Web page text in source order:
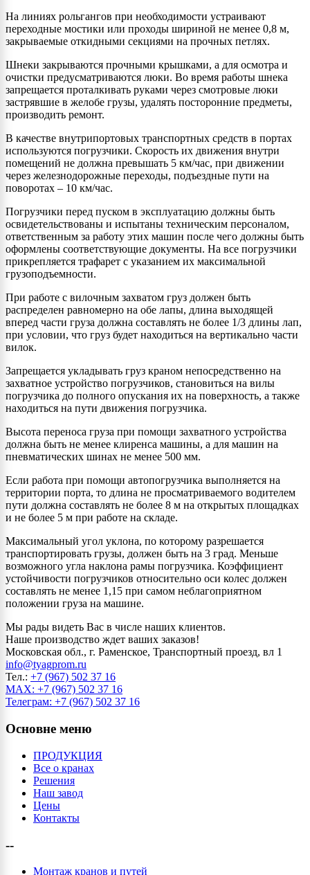
На линиях рольгангов при необходимости устраивают
переходные мостики или проходы шириной не менее 0,8 м,
закрываемые откидными секциями на прочных петлях.
Шнеки закрываются прочными крышками, а для осмотра и
очистки предусматриваются люки. Во время работы шнека
запрещается проталкивать руками через смотровые люки
застрявшие в желобе грузы, удалять посторонние предметы,
производить ремонт.
В качестве внутрипортовых транспортных средств в портах
используются погрузчики. Скорость их движения внутри
помещений не должна превышать 5 км/час, при движении
через железнодорожные переходы, подъездные пути на
поворотах – 10 км/час.
Погрузчики перед пуском в эксплуатацию должны быть
освидетельствованы и испытаны техническим персоналом,
ответственным за работу этих машин после чего должны быть
оформлены соответствующие документы. На все погрузчики
прикрепляется трафарет с указанием их максимальной
грузоподъемности.
При работе с вилочным захватом груз должен быть
распределен равномерно на обе лапы, длина выходящей
вперед части груза должна составлять не более 1/3 длины лап,
при условии, что груз будет находиться на вертикально части
вилок.
Запрещается укладывать груз краном непосредственно на
захватное устройство погрузчиков, становиться на вилы
погрузчика до полного опускания их на поверхность, а также
находиться на пути движения погрузчика.
Высота переноса груза при помощи захватного устройства
должна быть не менее клиренса машины, а для машин на
пневматических шинах не менее 500 мм.
Если работа при помощи автопогрузчика выполняется на
территории порта, то длина не просматриваемого водителем
пути должна составлять не более 8 м на открытых площадках
и не более 5 м при работе на складе.
Максимальный угол уклона, по которому разрешается
транспортировать грузы, должен быть на 3 град. Меньше
возможного угла наклона рамы погрузчика. Коэффициент
устойчивости погрузчиков относительно оси колес должен
составлять не менее 1,15 при самом неблагоприятном
положении груза на машине.
Мы рады видеть Вас в числе наших клиентов.
Наше производство ждет ваших заказов!
Московская обл., г. Раменское, Транспортный проезд, вл 1
info@tyagprom.ru
Тел.: +7 (967) 502 37 16
MAX: +7 (967) 502 37 16
Телеграм: +7 (967) 502 37 16
Основне меню
ПРОДУКЦИЯ
Все о кранах
Решения
Наш завод
Цены
Контакты
--
Монтаж кранов и путей